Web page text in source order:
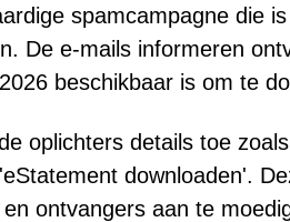
spamcampagne die
De e-mails informeren
beschikbaar is om te
oplichters details toe
downloaden'.
ontvangers aan te